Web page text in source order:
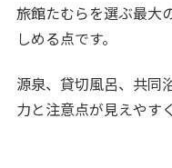
旅館たむらを選ぶ最大
しめる点です。
源泉、貸切風呂、共同
力と注意点が見えやす